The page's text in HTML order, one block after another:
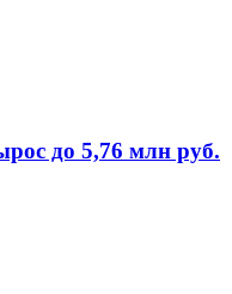
до 5,76 млн руб.